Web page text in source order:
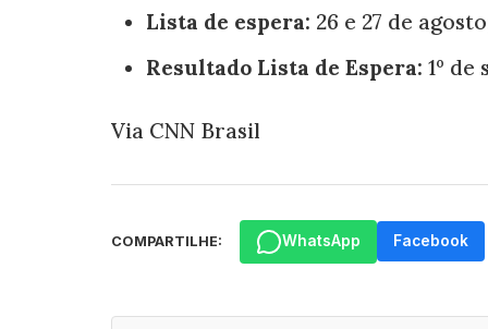
Lista de espera: 26 e 27 de
Resultado Lista de Espera: 1º de
Via CNN Brasil
COMPARTILHE: WhatsApp Facebook